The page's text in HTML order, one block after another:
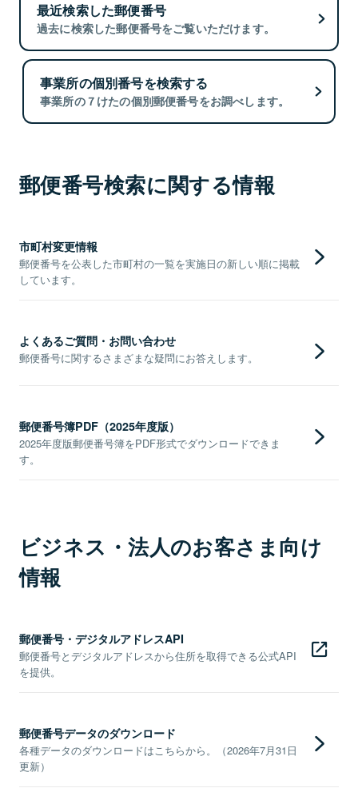
最近検索した郵便番号
過去に検索した郵便番号をご覧いただけます。
事業所の個別番号を検索する
事業所の７けたの個別郵便番号をお調べします。
郵便番号検索に関する情報
市町村変更情報
郵便番号を公表した市町村の一覧を実施日の新しい順に掲載
しています。
よくあるご質問・お問い合わせ
郵便番号に関するさまざまな疑問にお答えします。
郵便番号簿PDF（2025年度版）
2025年度版郵便番号簿をPDF形式でダウンロードできま
す。
ビジネス・法人のお客さま向け
情報
郵便番号・デジタルアドレスAPI
郵便番号とデジタルアドレスから住所を取得できる公式API
を提供。
郵便番号データのダウンロード
各種データのダウンロードはこちらから。（2026年7月31日
更新）